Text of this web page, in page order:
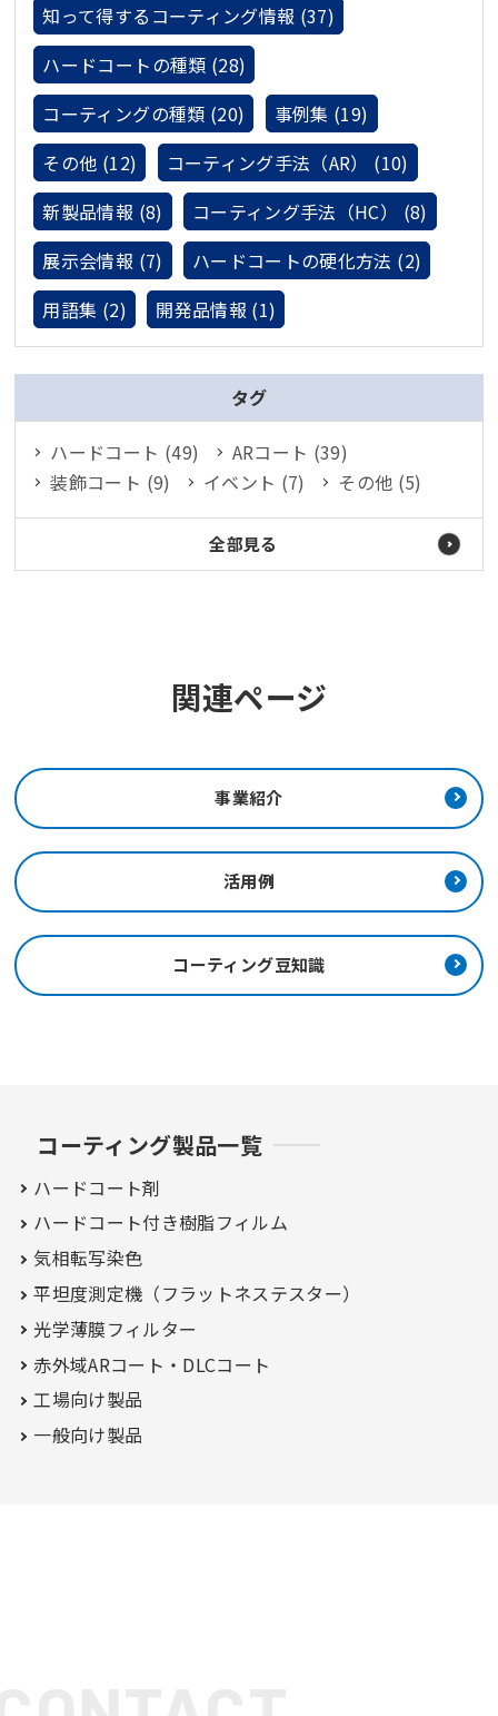
知って得するコーティング情報 (37)
ハードコートの種類 (28)
コーティングの種類 (20)
事例集 (19)
その他 (12)
コーティング手法（AR） (10)
新製品情報 (8)
コーティング手法（HC） (8)
展示会情報 (7)
ハードコートの硬化方法 (2)
用語集 (2)
開発品情報 (1)
タグ
ハードコート (49)
ARコート (39)
装飾コート (9)
イベント (7) その他 (5)
全部見る
関連ページ
事業紹介
活用例
コーティング豆知識
コーティング製品一覧
ハードコート剤
ハードコート付き樹脂フィルム
気相転写染色
平坦度測定機（フラットネステスター）
光学薄膜フィルター
赤外域ARコート・ DLCコート
工場向け製品
一般向け製品